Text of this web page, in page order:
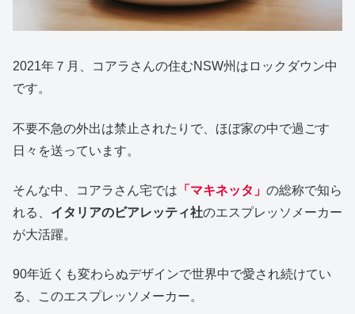
2021年７月、コアラさんの住むNSW州はロックダウン中
です。
不要不急の外出は禁止されたりで、ほぼ家の中で過ごす
日々を送っています。
そんな中、コアラさん宅では 「マキネッタ」 の総称で知ら
れる、 イタリアのビアレッティ社のエスプレッソメーカー
が大活躍。
90年近くも変わらぬデザインで世界中で愛され続けてい
る、このエスプレッソメーカー。